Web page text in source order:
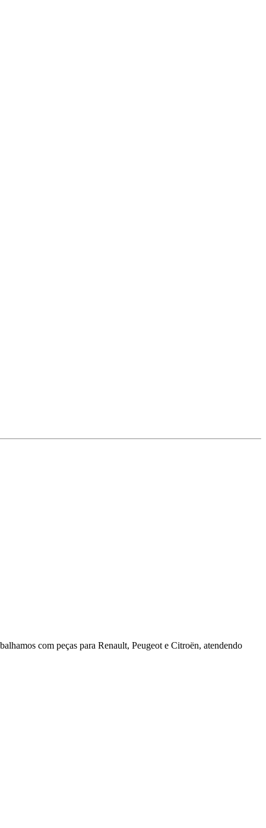
com peças para Renault, Peugeot e Citroën, atendendo